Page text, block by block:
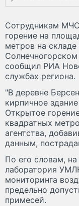
Сотрудникам
горение на
метров на
сообщил РИА
службах региона.
"В деревне
кирпичное
Открытое
квадратных
агентства,
данным,
По его словам,
лаборатория
мониторинга
предельно
примесей.